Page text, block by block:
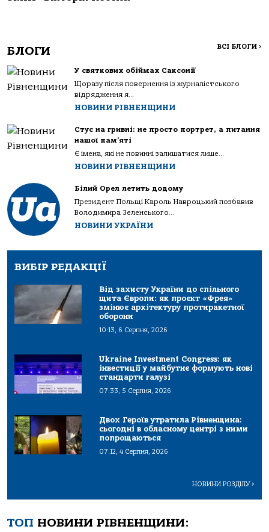
БЛОГИ ВСІ БЛОГИ >
У святкових обіймах Саксонії
Щоразу після повернення із журналістського
відрядження я...
НОВИНИ РІВНЕНЩИНИ
Стус на гривні: не просто портрет, а питання
нашої пам’яті
Є імена, які не повинні залишатися лише...
НОВИНИ РІВНЕНЩИНИ
Білий Орел летить додому
Президент Польщі Кароль Навроцький позбавив
Володимира Зеленського...
НОВИНИ УКРАЇНИ
ВИБІР РЕДАКЦІЇ
Від захисту України до спільного
щита Європи: як проєкт «Фрея»
змінює архітектуру протиракетної
оборони
10:13, 6 Серпня, 2026
Ukraine Investment Congress: як
інвестиції у майбутнє формують нові
стандарти галузі
07:33, 5 Серпня, 2026
Двох Героїв утратила Рівненщина:
сьогодні в обласному центрі з ними
попрощаються
07:12, 4 Серпня, 2026
НОВИНИ РОЗДІЛУ>
ТОП НОВИНИ РІВНЕНЩИНИ: